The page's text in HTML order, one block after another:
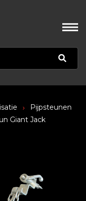
Pijpsteunen
Giant Jack